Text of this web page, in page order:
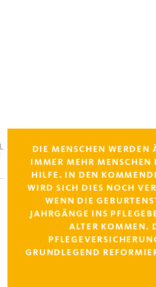
DIE MENSCHEN WERDEN
IMMER MEHR MENSCHEN
HILFE. IN DEN
WIRD SICH DIES NOCH
WENN DIE
JAHRGÄNGE INS
ALTER KOMMEN.
GRUNDLEGEND